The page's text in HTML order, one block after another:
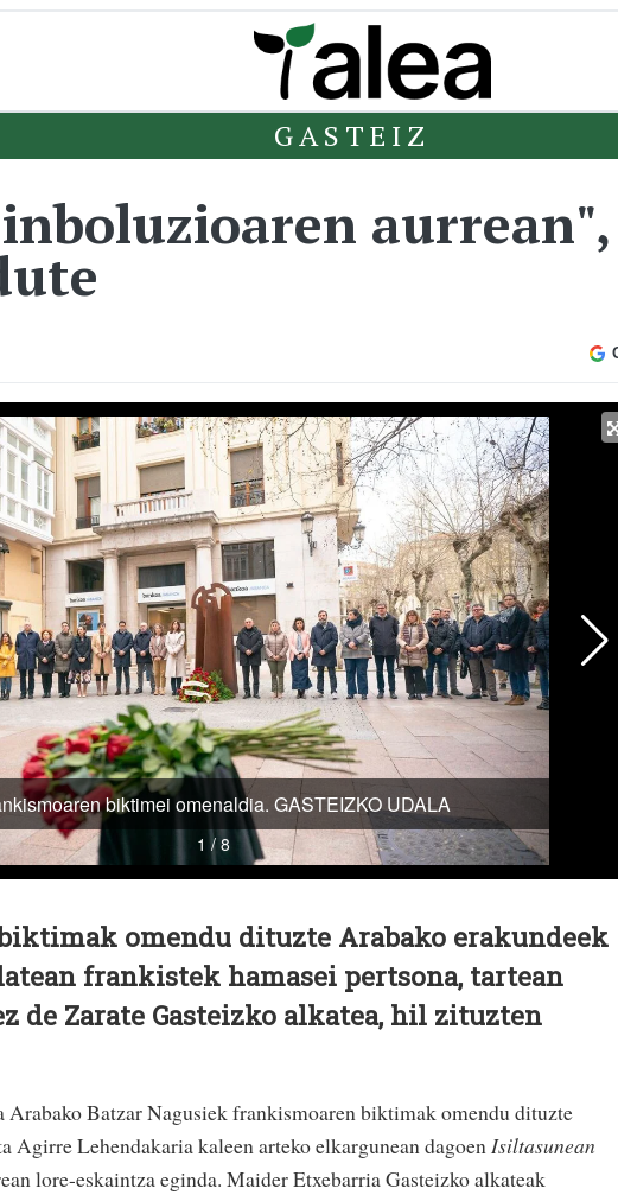
GASTEIZ
omendu dituzte Arabako erakundeek
frankistek hamasei pertsona, tartean
de Zarate Gasteizko alkatea, hil zituzten
Arabako Batzar Nagusiek frankismoaren biktimak omendu dituzte
Agirre Lehendakaria kaleen arteko elkargunean dagoen Isiltasunean
lore-eskaintza eginda. Maider Etxebarria Gasteizko alkateak